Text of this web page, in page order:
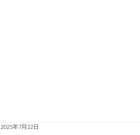
2025年7月22日